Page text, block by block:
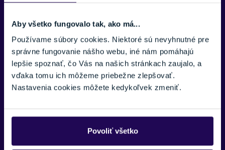
Aby všetko fungovalo tak, ako má...
Používame súbory cookies. Niektoré sú nevyhnutné pre
správne fungovanie nášho webu, iné nám pomáhajú
lepšie spoznať, čo Vás na našich stránkach zaujalo, a
vďaka tomu ich môžeme priebežne zlepšovať.
Nastavenia cookies môžete kedykoľvek zmeniť.
Povoliť všetko
SPRÁVA: